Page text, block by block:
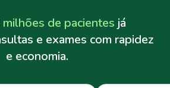
de pacientes já
e exames com rapidez
e economia.